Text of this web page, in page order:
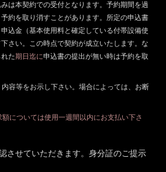
は本契約での受付となります。予約期間を過
約を取り消すことがあります。所定の申込書
込金（基本使用料と確定している付帯設備使
さい。この時点で契約が成立いたします。な
た期日迄に申込書の提出が無い時は予約を取
容等をお示し下さい。場合によっては、お断
については使用一週間以内にお支払い下さ
させていただきます。身分証のご提示